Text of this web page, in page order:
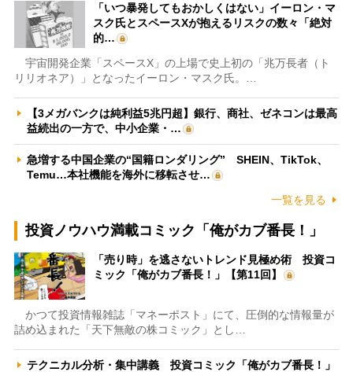
「いつ暴発してもおかしくはない」イーロン・マ
スク氏とスペースXが抱えるリスクの数々「絶対
的…
宇宙開発企業「スペースX」の上場で史上初の「兆万長者（ト
リリオネア）」となったイーロン・マスク氏。…
【3メガバンクは純利益5兆円超】銀行、商社、ゼネコンは最高
益続出の一方で、中小企業・…
急増する中国企業の“国籍ロンダリング” SHEIN、TikTok、
Temu…本社機能を海外に移転させ…
一覧を見る
投資ノウハウ満載コミック「俺がカブ番長！」
「売り時」を逃さないトレンド見極め術 投資コ
ミック「俺がカブ番長！」【第11回】
かつて投資情報雑誌「マネーポスト」にて、圧倒的な情報量が
詰め込まれた「天下無敵の株コミック」とし…
テクニカル分析・集中講義 投資コミック「俺がカブ番長！」